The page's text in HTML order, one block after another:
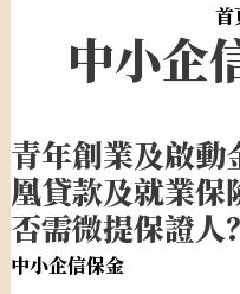
首
中小企
青年創業及啟動
凰貸款及就業保
否需微提保證人？
中小企信保金
青
年
創
業
及